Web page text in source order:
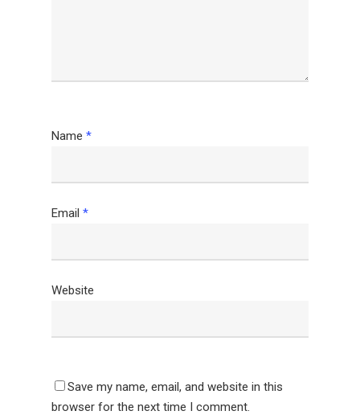
Name *
Email *
Website
Save my name, email, and website in this
browser for the next time I comment.